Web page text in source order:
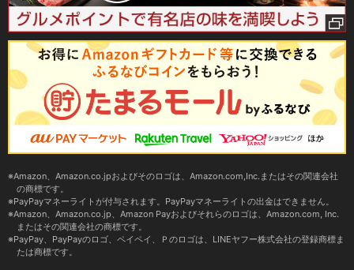
Amazon、Amazon.co.jpおよびそのロゴは、Amazon.com,Inc.またはその関連会社
の商標です。
PayPayマネーライトが付与されます。PayPayマネーライトの出金はできません。
Amazon、Amazon.co.jp、Amazon Payおよびそれらのロゴは、Amazon.com, Inc.
またはその関連会社の商標です。
PayPay、PayPayのロゴ、ペイペイ、Ｐのロゴは、LINEヤフー株式会社の登録商標ま
たは商標です。